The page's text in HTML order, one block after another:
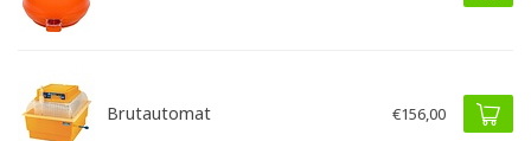
Brutautomat €156,00